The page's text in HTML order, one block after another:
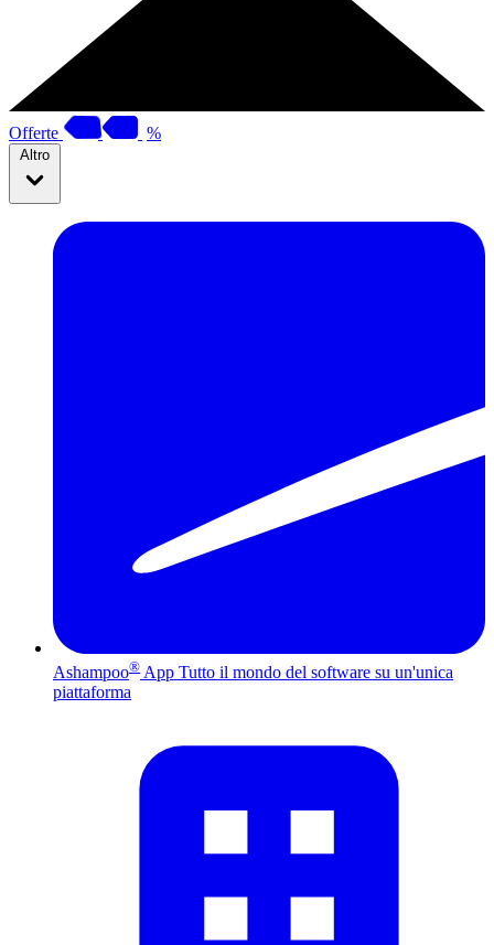
Offerte %
Altro
Ashampoo® App Tutto il mondo del software su un'unica
piattaforma